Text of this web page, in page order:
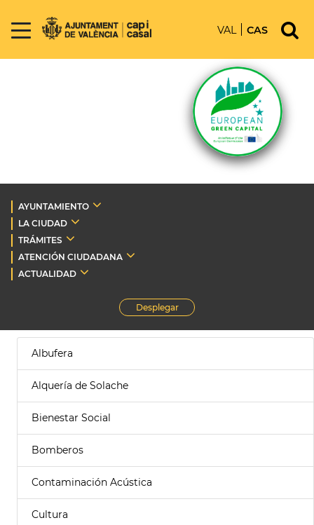
VAL CAS
AYUNTAMIENTO
LA CIUDAD
TRÁMITES
ATENCIÓN CIUDADANA
ACTUALIDAD
Desplegar
Albufera
Alquería de Solache
Bienestar Social
Bomberos
Contaminación Acústica
Cultura